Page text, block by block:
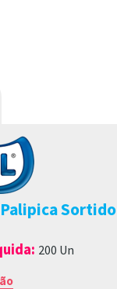
Sortido
200 Un